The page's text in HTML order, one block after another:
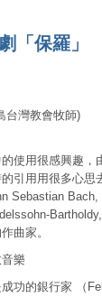
「保羅」
台灣教會牧師)
使用很感興趣，
引用用很多心思
Sebastian
曲家。
樂
功的銀行家 （